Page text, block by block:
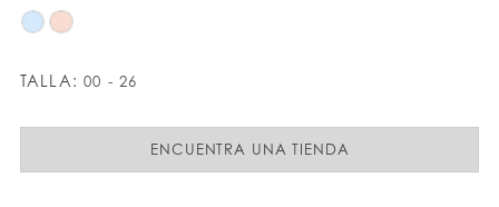
TALLA: 00 - 26
ENCUENTRA UNA TIENDA